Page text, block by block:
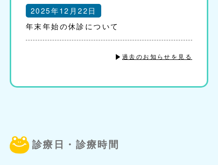
2025年12月22日
年末年始の休診について
過去のお知らせを見る
診療日・診療時間